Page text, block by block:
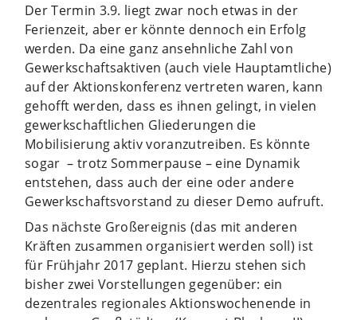
Der Termin 3.9. liegt zwar noch etwas in der
Ferienzeit, aber er könnte dennoch ein Erfolg
werden. Da eine ganz ansehnliche Zahl von
Gewerkschaftsaktiven (auch viele Hauptamtliche)
auf der Aktionskonferenz vertreten waren, kann
gehofft werden, dass es ihnen gelingt, in vielen
gewerkschaftlichen Gliederungen die
Mobilisierung aktiv voranzutreiben. Es könnte
sogar – trotz Sommerpause – eine Dynamik
entstehen, dass auch der eine oder andere
Gewerkschaftsvorstand zu dieser Demo aufruft.
Das nächste Großereignis (das mit anderen
Kräften zusammen organisiert werden soll) ist
für Frühjahr 2017 geplant. Hierzu stehen sich
bisher zwei Vorstellungen gegenüber: ein
dezentrales regionales Aktionswochenende in